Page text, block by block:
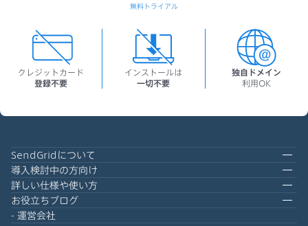
クレジットカード
登録不要
インストールは
一切不要
独自ドメイン
利用OK
無料トライアル
SendGridについて
導入検討中の方向け
詳しい仕様や使い方
お役立ちブログ
運営会社